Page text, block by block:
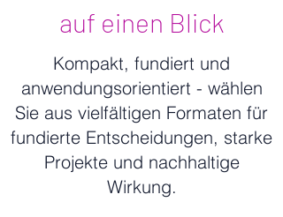
auf einen Blick
Kompakt, fundiert und
anwendungsorientiert - wählen
Sie aus vielfältigen Formaten für
fundierte Entscheidungen, starke
Projekte und nachhaltige
Wirkung.